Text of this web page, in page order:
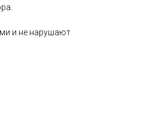
и не нарушают